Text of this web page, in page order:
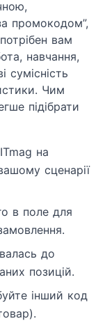
промокодом”,
вам
навчання,
сумісність
Чим
підібрати
на
сценарії
в поле для
до
позицій.
інший код